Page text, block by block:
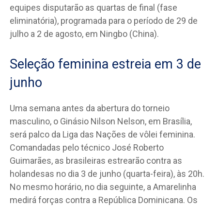
equipes disputarão as quartas de final (fase
eliminatória), programada para o período de 29 de
julho a 2 de agosto, em Ningbo (China).
Seleção feminina estreia em 3 de
junho
Uma semana antes da abertura do torneio
masculino, o Ginásio Nilson Nelson, em Brasília,
será palco da Liga das Nações de vôlei feminina.
Comandadas pelo técnico José Roberto
Guimarães, as brasileiras estrearão contra as
holandesas no dia 3 de junho (quarta-feira), às 20h.
No mesmo horário, no dia seguinte, a Amarelinha
medirá forças contra a República Dominicana. Os